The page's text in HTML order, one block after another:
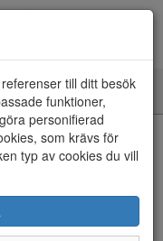
till ditt besök
funktioner,
personifierad
som krävs för
typ av cookies du vill